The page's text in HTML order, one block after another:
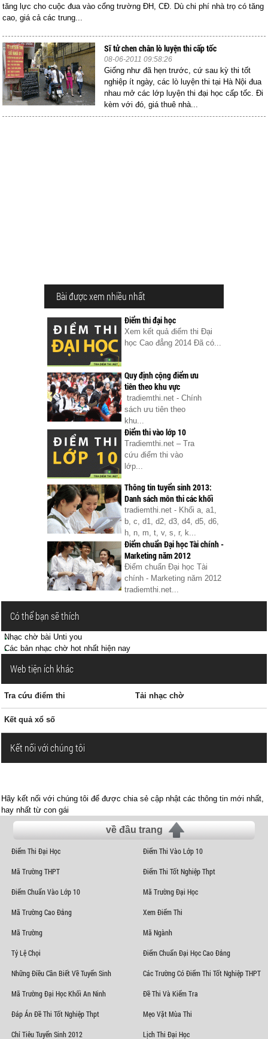
tăng lực cho cuộc đua vào cổng trường ĐH, CĐ. Dù chi phí nhà trọ có tăng
cao, giá cả các trung...
Sĩ tử chen chân lò luyện thi cấp tốc
08-06-2011 09:58:26
Giống như đã hẹn trước, cứ sau kỳ thi tốt
nghiệp ít ngày, các lò luyện thi tại Hà Nội đua
nhau mở các lớp luyện thi đại học cấp tốc. Đi
kèm với đó, giá thuê nhà...
Bài được xem nhiều nhất
Điểm thi đại học
Xem kết quả điểm thi Đại
học Cao đẳng 2014 Đã có...
Quy định cộng điểm ưu
tiên theo khu vực
tradiemthi.net - Chính
sách ưu tiên theo
khu...
Điểm thi vào lớp 10
Tradiemthi.net – Tra
cứu điểm thi vào
lớp...
Thông tin tuyển sinh 2013:
Danh sách môn thi các khối
tradiemthi.net - Khối a, a1,
b, c, d1, d2, d3, d4, d5, d6,
h, n, m, t, v, s, r, k...
Điểm chuẩn Đại học Tài chính -
Marketing năm 2012
Điểm chuẩn Đại học Tài
chính - Marketing năm 2012
tradiemthi.net...
Có thể bạn sẽ thích
Nhạc chờ bài Unti you
Các bản nhạc chờ hot nhất hiện nay
Web tiện ích khác
Tra cứu điểm thi Tải nhạc chờ
Kết quả xổ số
Kết nối với chúng tôi
Hãy kết nối với chúng tôi để được chia sẻ cập nhật các thông tin mới nhất,
hay nhất từ con gái
về đầu trang
Điểm Thi Đại Học Điểm Thi Vào Lớp 10
Mã Trường THPT Điểm Thi Tốt Nghiệp Thpt
Điểm Chuẩn Vào Lớp 10 Mã Trường Đại Học
Mã Trường Cao Đẳng Xem Điểm Thi
Mã Trường Mã Ngành
Tỷ Lệ Chọi Điểm Chuẩn Đại Học Cao Đẳng
Những Điều Cần Biết Về Tuyển Sinh Các Trường Có Điểm Thi Tốt Nghiệp THPT
Mã Trường Đại Học Khối An Ninh Đề Thi Và Kiểm Tra
Đáp Án Đề Thi Tốt Nghiệp Thpt Mẹo Vặt Mùa Thi
Chỉ Tiêu Tuyển Sinh 2012 Lịch Thi Đại Học